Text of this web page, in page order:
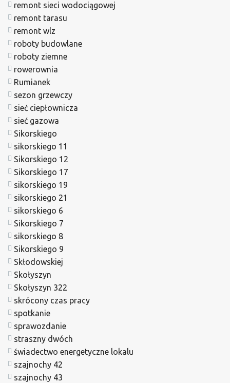
remont sieci wodociągowej
remont tarasu
remont wlz
roboty budowlane
roboty ziemne
rowerownia
Rumianek
sezon grzewczy
sieć ciepłownicza
sieć gazowa
Sikorskiego
sikorskiego 11
Sikorskiego 12
Sikorskiego 17
sikorskiego 19
sikorskiego 21
sikorskiego 6
Sikorskiego 7
sikorskiego 8
Sikorskiego 9
Skłodowskiej
Skołyszyn
Skołyszyn 322
skrócony czas pracy
spotkanie
sprawozdanie
straszny dwóch
świadectwo energetyczne lokalu
szajnochy 42
szajnochy 43